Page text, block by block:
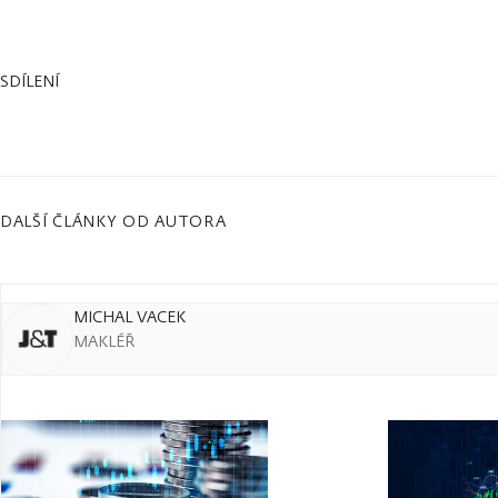
SDÍLENÍ
DALŠÍ ČLÁNKY OD AUTORA
MICHAL VACEK
MAKLÉŘ